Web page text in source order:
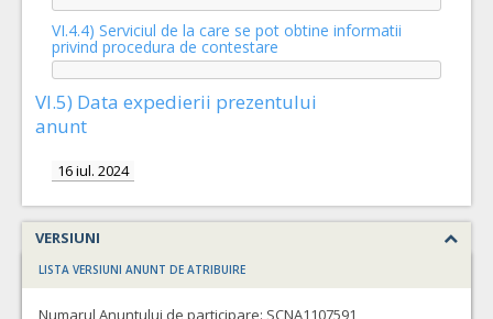
VI.4.4) Serviciul de la care se pot obtine informatii
privind procedura de contestare
VI.5) Data expedierii prezentului
anunt
16 iul. 2024
VERSIUNI
LISTA VERSIUNI ANUNT DE ATRIBUIRE
Numarul Anuntului de participare: SCNA1107591